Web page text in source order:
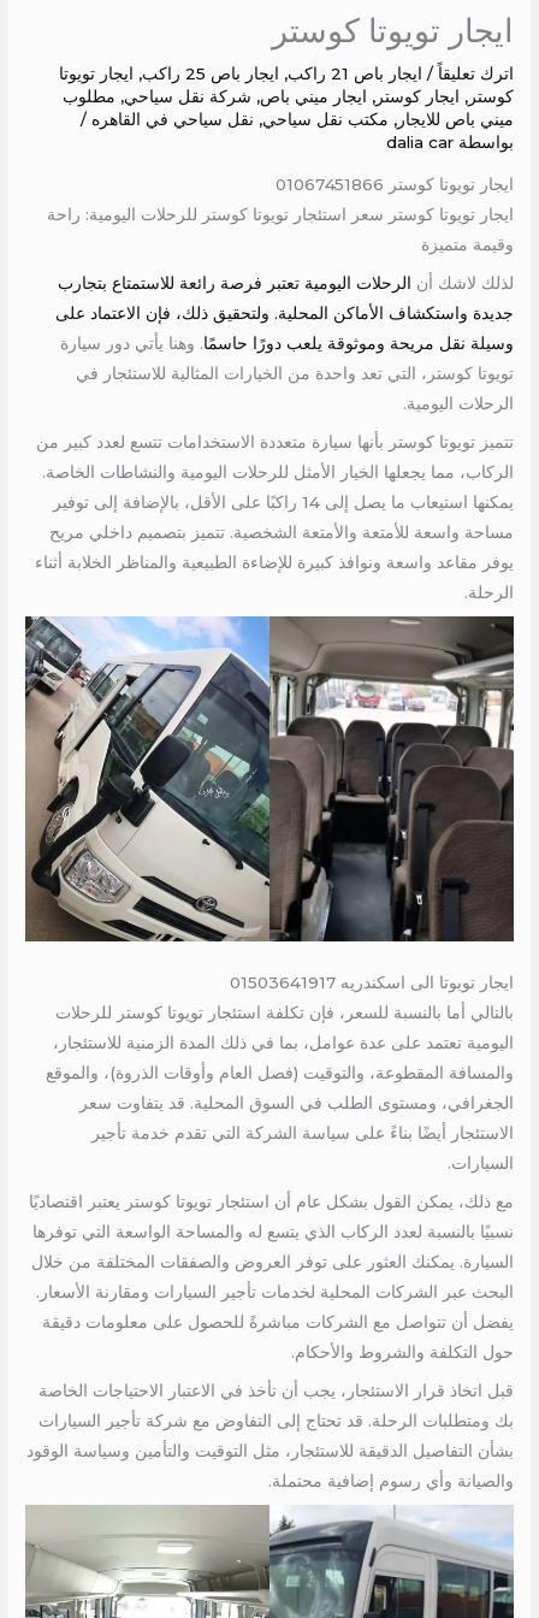
ايجار تويوتا كوستر
اترك تعليقاً / ايجار باص 21 راكب , ايجار باص 25 راكب , ايجار تويوتا
كوستر, ايجار كوستر, ايجار ميني باص, شركة نقل سياحي, مطلوب
ميني باص للايجار, مكتب نقل سياحي, نقل سياحي في القاهره /
بواسطة dalia car
ايجار تويوتا كوستر 01067451866
ايجار تويوتا كوستر سعر استئجار تويوتا كوستر للرحلات اليومية: راحة
وقيمة متميزة
لذلك لاشك أن الرحلات اليومية تعتبر فرصة رائعة للاستمتاع بتجارب
جديدة واستكشاف الأماكن المحلية. ولتحقيق ذلك، فإن الاعتماد على
وسيلة نقل مريحة وموثوقة يلعب دورًا حاسمًا. وهنا يأتي دور سيارة
تويوتا كوستر، التي تعد واحدة من الخيارات المثالية للاستئجار في
الرحلات اليومية.
تتميز تويوتا كوستر بأنها سيارة متعددة الاستخدامات تتسع لعدد كبير من
الركاب، مما يجعلها الخيار الأمثل للرحلات اليومية والنشاطات الخاصة.
يمكنها استيعاب ما يصل إلى 14 راكبًا على الأقل، بالإضافة إلى توفير
مساحة واسعة للأمتعة والأمتعة الشخصية. تتميز بتصميم داخلي مريح
يوفر مقاعد واسعة ونوافذ كبيرة للإضاءة الطبيعية والمناظر الخلابة أثناء
الرحلة.
ايجار تويوتا الى اسكندريه 01503641917
بالتالي أما بالنسبة للسعر، فإن تكلفة استئجار تويوتا كوستر للرحلات
اليومية تعتمد على عدة عوامل، بما في ذلك المدة الزمنية للاستئجار،
والمسافة المقطوعة، والتوقيت (فصل العام وأوقات الذروة)، والموقع
الجغرافي، ومستوى الطلب في السوق المحلية. قد يتفاوت سعر
الاستئجار أيضًا بناءً على سياسة الشركة التي تقدم خدمة تأجير
السيارات.
مع ذلك، يمكن القول بشكل عام أن استئجار تويوتا كوستر يعتبر اقتصاديًا
نسبيًا بالنسبة لعدد الركاب الذي يتسع له والمساحة الواسعة التي توفرها
السيارة. يمكنك العثور على توفر العروض والصفقات المختلفة من خلال
البحث عبر الشركات المحلية لخدمات تأجير السيارات ومقارنة الأسعار.
يفضل أن تتواصل مع الشركات مباشرةً للحصول على معلومات دقيقة
حول التكلفة والشروط والأحكام.
قبل اتخاذ قرار الاستئجار، يجب أن تأخذ في الاعتبار الاحتياجات الخاصة
بك ومتطلبات الرحلة. قد تحتاج إلى التفاوض مع شركة تأجير السيارات
بشأن التفاصيل الدقيقة للاستئجار، مثل التوقيت والتأمين وسياسة الوقود
والصيانة وأي رسوم إضافية محتملة.